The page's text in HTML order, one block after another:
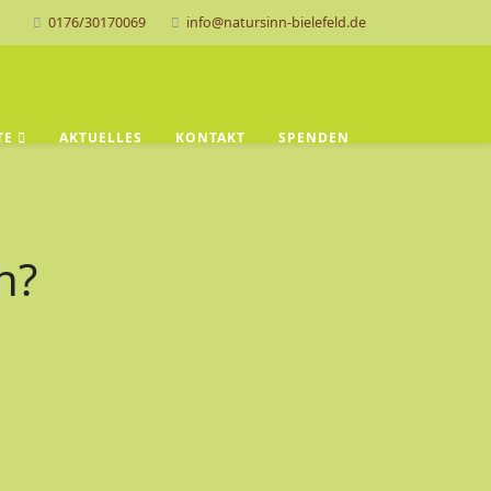
0176/30170069 info@natursinn-bielefeld.de
AKTUELLES KONTAKT SPENDEN